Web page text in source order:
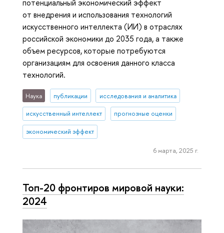
потенциальный экономический эффект
от внедрения и использования технологий
искусственного интеллекта (ИИ) в отраслях
российской экономики до 2035 года, а также
объем ресурсов, которые потребуются
организациям для освоения данного класса
технологий.
Наука публикации исследования и аналитика
искусственный интеллект прогнозные оценки
экономический эффект
6 марта, 2025 г.
Топ-20 фронтиров мировой науки:
2024